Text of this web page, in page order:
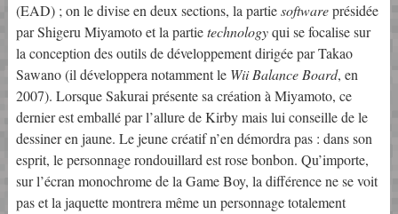
(EAD) ; on le divise en deux sections, la partiesoftwareprésidée
par Shigeru Miyamoto et la partietechnologyqui se focalise sur
la conception des outils de développement dirigée par Takao
Sawano (il développera notamment le Wii Balance Board, en
2007). Lorsque Sakurai présente sa création à Miyamoto, ce
dernier est emballé par l’allure de Kirby mais lui conseille de le
dessiner en jaune. Le jeune créatif n’en démordra pas : dans son
esprit, le personnage rondouillard est rose bonbon. Qu’importe,
sur l’écran monochrome de la Game Boy, la différence ne se voit
pas et la jaquette montrera même un personnage totalement